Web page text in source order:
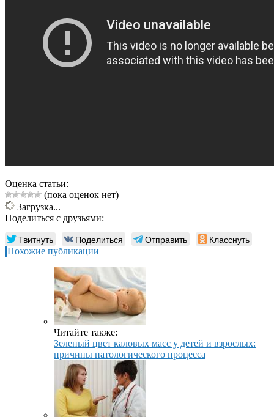
Оценка статьи:
(пока оценок нет)
Загрузка...
Поделиться с друзьями:
Твитнуть Поделиться Отправить Класснуть
Похожие публикации
Читайте также:
Зеленый цвет каловых масс у детей и взрослых:
причины патологического процесса